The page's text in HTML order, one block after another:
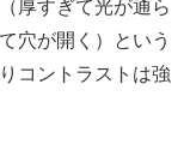
厚すぎて光が通ら
穴が開く）という
コントラストは強